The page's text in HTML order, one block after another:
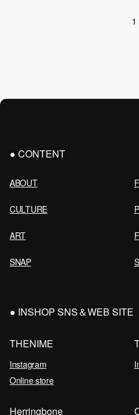
1
CONTENT
ABOUT
CULTURE
ART
SNAP
INSHOP SNS＆WEB SITE
THENIME
Instagram
Online store
Herringbone